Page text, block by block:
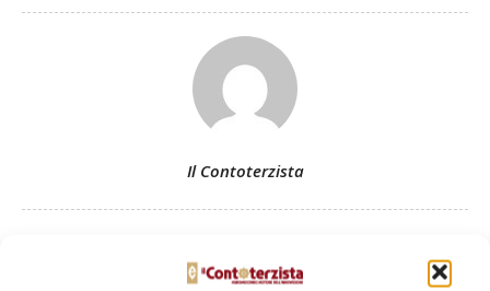
Il Contoterzista